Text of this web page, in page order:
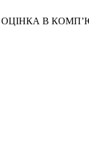
ОЦІНКА В